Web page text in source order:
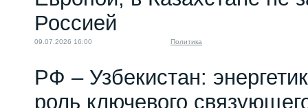
Россией
09.07.2026 16:00 Политика
РФ – Узбекистан:
роль ключевого